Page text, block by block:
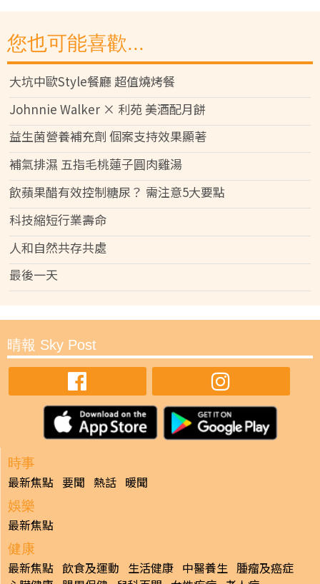
您也可能喜歡...
大坑中歐Style餐廳 超值燒烤餐
Johnnie Walker × 利苑 美酒配月餅
益生菌營養補充劑 個案支持效果顯著
補氣排濕 五指毛桃蓮子圓肉雞湯
飲蘋果醋有效控制糖尿？ 需注意5大要點
科技縮短行業壽命
人和自然共存共處
最後一天
晴報 Sky Post
時事
最新焦點 要聞 熱話 暖聞
娛樂
最新焦點
健康
最新焦點 飲食及運動 生活健康 中醫養生 腫瘤及癌症